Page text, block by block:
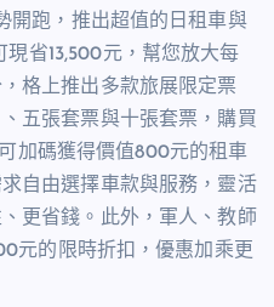
開跑，推出超值的日租車與
現省13,500元，幫您放大每
格上推出多款旅展限定票
五張套票與十張套票，購買
加碼獲得價值800元的租車
自由選擇車款與服務，靈活
更省錢。此外，軍人、教師
元的限時折扣，優惠加乘更